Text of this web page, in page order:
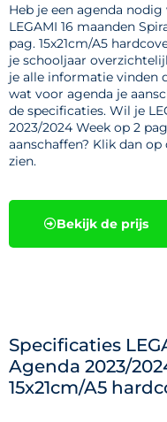
Heb je een agenda
LEGAMI 16 maanden
pag. 15x21cm/A5
je schooljaar
je alle informatie vinden
wat voor agenda je
de specificaties. Wil je
2023/2024 Week op 2
aanschaffen? Klik dan
zien.
Bekijk de prijs
Specificaties
Agenda 2023/
15x21cm/A5